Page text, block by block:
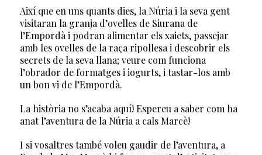
Així que en uns quants dies, la Núria i la seva gent
visitaran la granja d’ovelles de Siurana de
l’Empordà i podran alimentar els xaiets, passejar
amb les ovelles de la raça ripollesa i descobrir els
secrets de la seva llana; veure com funciona
l’obrador de formatges i iogurts, i tastar-los amb
un bon vi de l’Empordà.
La història no s’acaba aquí! Espereu a saber com ha
anat l’aventura de la Núria a cals Marcè!
I si vosaltres també voleu gaudir de l’aventura, a